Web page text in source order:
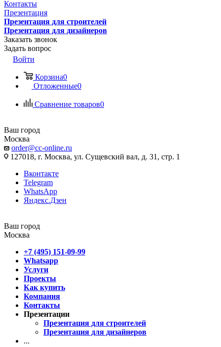
Контакты
Презентация
Презентация для строителей
Презентация для дизайнеров
Заказать звонок
Задать вопрос
Войти
Корзина0
Отложенные0
Сравнение товаров0
Ваш город
Москва
order@cc-online.ru
127018, г. Москва, ул. Сущевский вал, д. 31, стр. 1
Вконтакте
Telegram
WhatsApp
Яндекс.Дзен
Ваш город
Москва
+7 (495) 151-09-99
Whatsapp
Услуги
Проекты
Как купить
Компания
Контакты
Презентации
Презентация для строителей
Презентация для дизайнеров
...